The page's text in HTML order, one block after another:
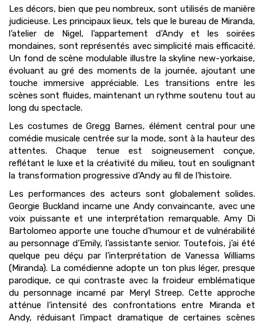
Les décors, bien que peu nombreux, sont utilisés de manière
judicieuse. Les principaux lieux, tels que le bureau de Miranda,
l’atelier de Nigel, l’appartement d’Andy et les soirées
mondaines, sont représentés avec simplicité mais efficacité.
Un fond de scène modulable illustre la skyline new-yorkaise,
évoluant au gré des moments de la journée, ajoutant une
touche immersive appréciable. Les transitions entre les
scènes sont fluides, maintenant un rythme soutenu tout au
long du spectacle.
Les costumes de Gregg Barnes, élément central pour une
comédie musicale centrée sur la mode, sont à la hauteur des
attentes. Chaque tenue est soigneusement conçue,
reflétant le luxe et la créativité du milieu, tout en soulignant
la transformation progressive d’Andy au fil de l’histoire.
Les performances des acteurs sont globalement solides.
Georgie Buckland incarne une Andy convaincante, avec une
voix puissante et une interprétation remarquable. Amy Di
Bartolomeo apporte une touche d’humour et de vulnérabilité
au personnage d’Emily, l’assistante senior. Toutefois, j’ai été
quelque peu déçu par l’interprétation de Vanessa Williams
(Miranda). La comédienne adopte un ton plus léger, presque
parodique, ce qui contraste avec la froideur emblématique
du personnage incarné par Meryl Streep. Cette approche
atténue l’intensité des confrontations entre Miranda et
Andy, réduisant l’impact dramatique de certaines scènes